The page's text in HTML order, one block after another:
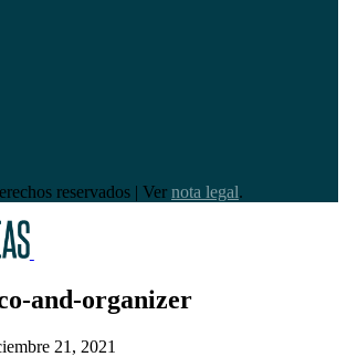
reservados | Ver nota legal.
and-organizer
21, 2021